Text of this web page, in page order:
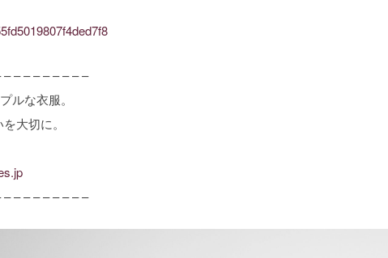
– – – – – – – –
ルな衣服。
大切に。
– – – – – – – –